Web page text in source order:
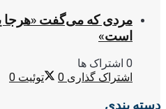
مردی که می‌گفت «هرجا
است»
0 اشتراک ها
اشتراک گذاری 0 توئیت 0
دسته بندی